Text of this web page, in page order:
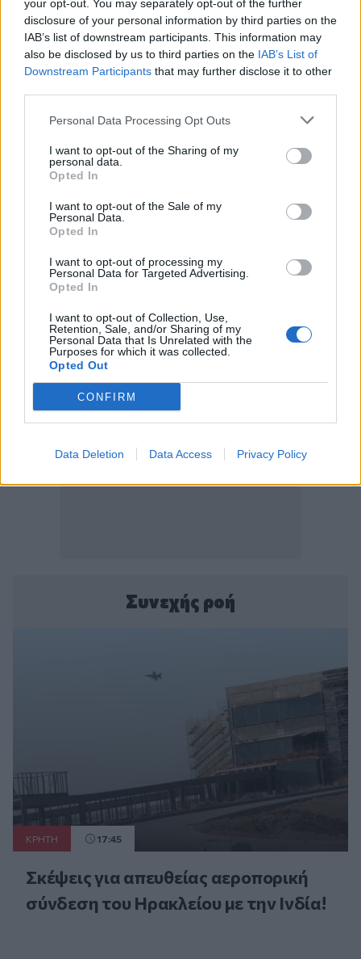
your opt-out. You may separately opt-out of the further
disclosure of your personal information by third parties on the
IAB’s list of downstream participants. This information may
also be disclosed by us to third parties on the IAB’s List of
Downstream Participants that may further disclose it to other
Personal Data Processing Opt Outs
I want to opt-out of the Sharing of my
personal data.
Opted In
I want to opt-out of the Sale of my
Personal Data.
Opted In
I want to opt-out of processing my
Personal Data for Targeted Advertising.
Opted In
I want to opt-out of Collection, Use,
Retention, Sale, and/or Sharing of my
Personal Data that Is Unrelated with the
Purposes for which it was collected.
Opted Out
CONFIRM
Data Deletion Data Access Privacy Policy
σχολείο
15:40
«Του χρόνου σχεδιάζουμε να επιστρέψουμε στην
Κρήτη», μετά τη φωτιά στο νότιο Ρέθυμνο
Θερινές εκπτώσεις: Χαμηλότερος ο τζίρος – Αυξημένες
15:29
βοήθειες κοντά στο φαράγγι του Τράφουλα
ΠΕΡΙΣΣΟΤΕΡΑ
Συνεχής ροή
ΚΡΗΤΗ 17:45
Σκέψεις για απευθείας αεροπορική
σύνδεση του Ηρακλείου με την Ινδία!